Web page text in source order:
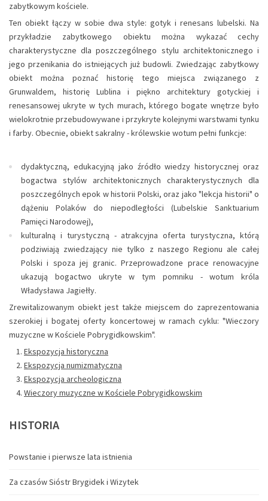
zabytkowym kościele.
Ten obiekt łączy w sobie dwa style: gotyk i renesans lubelski. Na
przykładzie zabytkowego obiektu można wykazać cechy
charakterystyczne dla poszczególnego stylu architektonicznego i
jego przenikania do istniejących już budowli. Zwiedzając zabytkowy
obiekt można poznać historię tego miejsca związanego z
Grunwaldem, historię Lublina i piękno architektury gotyckiej i
renesansowej ukryte w tych murach, którego bogate wnętrze było
wielokrotnie przebudowywane i przykryte kolejnymi warstwami tynku
i farby. Obecnie, obiekt sakralny - królewskie wotum pełni funkcje:
dydaktyczną, edukacyjną jako źródło wiedzy historycznej oraz
bogactwa stylów architektonicznych charakterystycznych dla
poszczególnych epok w historii Polski, oraz jako "lekcja historii" o
dążeniu Polaków do niepodległości (Lubelskie Sanktuarium
Pamięci Narodowej),
kulturalną i turystyczną - atrakcyjna oferta turystyczna, którą
podziwiają zwiedzający nie tylko z naszego Regionu ale całej
Polski i spoza jej granic. Przeprowadzone prace renowacyjne
ukazują bogactwo ukryte w tym pomniku - wotum króla
Władysława Jagiełły.
Zrewitalizowanym obiekt jest także miejscem do zaprezentowania
szerokiej i bogatej oferty koncertowej w ramach cyklu: "Wieczory
muzyczne w Kościele Pobrygidkowskim".
Ekspozycja historyczna
Ekspozycja numizmatyczna
Ekspozycja archeologiczna
Wieczory muzyczne w Kościele Pobrygidkowskim
HISTORIA
Powstanie i pierwsze lata istnienia
Za czasów Sióstr Brygidek i Wizytek